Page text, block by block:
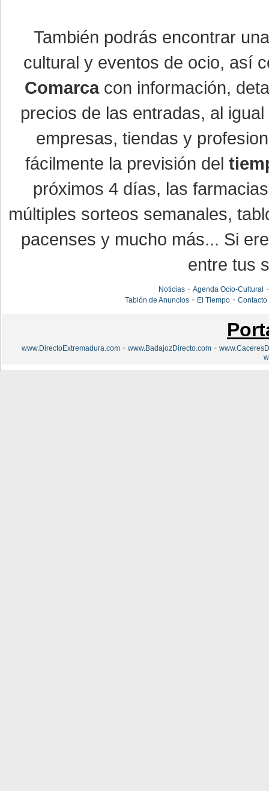
También podrás encontrar
cultural y eventos de ocio, así
Comarcacon información,
precios de las entradas, al
empresas, tiendas y
fácilmente la previsión del
próximos 4 días, las
múltiples sorteos semanales,
pacenses y mucho más... Si
entre tus
Noticias- Agenda Ocio-Cultural
Tablón de Anuncios- El Tiempo- Contacto
www.DirectoExtremadura.com - www.BadajozDirecto.com -